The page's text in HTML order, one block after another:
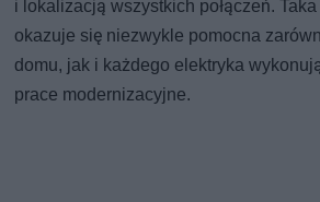
i lokalizacją wszystkich połączeń.
okazuje się niezwykle pomocna
domu, jak i każdego elektryka
prace modernizacyjne.